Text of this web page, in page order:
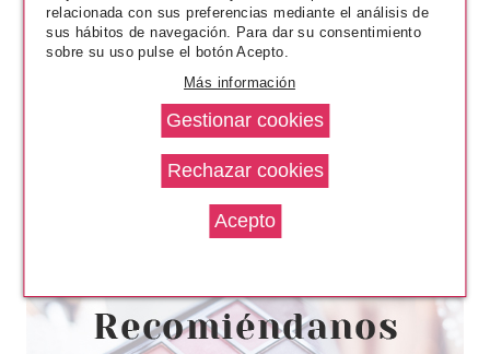
PACO RABANNE
PACO RABANNE PHANTOM EDT
-35% 82.95€
relacionada con sus preferencias mediante el análisis de
sus hábitos de navegación. Para dar su consentimiento
sobre su uso pulse el botón Acepto.
Más información